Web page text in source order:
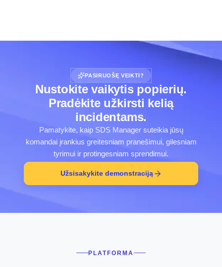
PASIRUOŠĘ VEIKTI?
Nustokite vaikytis popierių.
Pradėkite užkirsti kelią
incidentams.
Pamatykite, kaip SDS Manager suteikia jūsų
komandai įrankius greitesniam pranešimui, gilesniam
tyrimui ir protingesniam sprendimui.
Užsisakykite demonstraciją
PLATFORMA